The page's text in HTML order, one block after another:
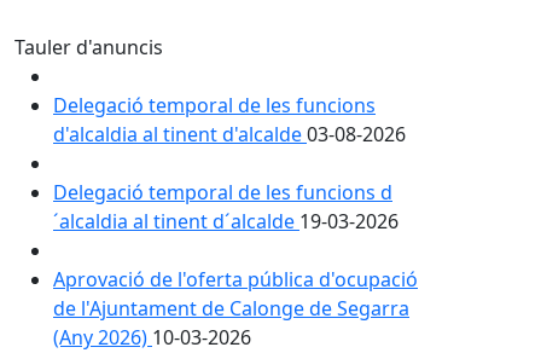
Tauler d'anuncis
Delegació temporal de les funcions
d'alcaldia al tinent d'alcalde03-08-2026
Delegació temporal de les funcions d
´alcaldia al tinent d´alcalde 19-03-2026
Aprovació de l'oferta pública d'ocupació
de l'Ajuntament de Calonge de Segarra
(Any 2026) 10-03-2026